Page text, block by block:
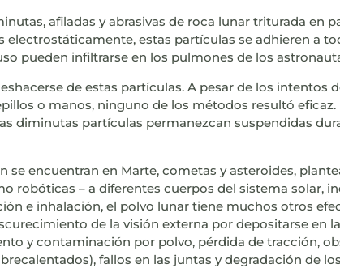
afiladas y abrasivas de roca lunar triturada en
estas partículas se adhieren a
pueden infiltrarse en los pulmones de los
de estas partículas. A pesar de los intentos
o manos, ninguno de los métodos resultó eficaz.
diminutas partículas permanezcan suspendidas
encuentran en Marte, cometas y asteroides,
robóticas – a diferentes cuerpos del sistema solar,
e inhalación, el polvo lunar tiene muchos otros
de la visión externa por depositarse en
y contaminación por polvo, pérdida de tracción,
fallos en las juntas y degradación de